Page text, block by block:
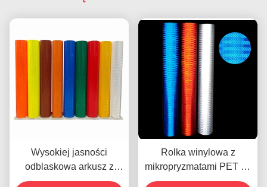
Wysokiej jasności
odblaskowa arkusz z
tworzyw sztucznych
Rolka winylowa z
mikropryzmatami PET do
odblaskowych folii